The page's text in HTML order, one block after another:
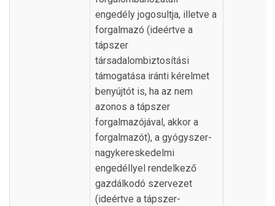
engedély jogosultja, illetve a
forgalmazó (ideértve a
tápszer
társadalombiztosítási
támogatása iránti kérelmet
benyújtót is, ha az nem
azonos a tápszer
forgalmazójával, akkor a
forgalmazót), a gyógyszer-
nagykereskedelmi
engedéllyel rendelkező
gazdálkodó szervezet
(ideértve a tápszer-